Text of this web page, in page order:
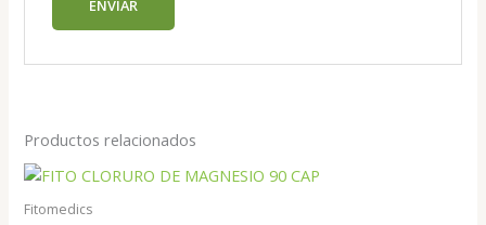
Productos relacionados
Fitomedics